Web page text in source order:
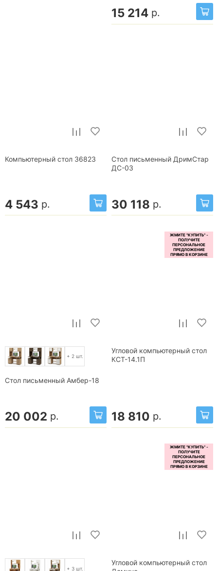
15 214 р.
Компьютерный стол 36823
4 543 р.
Стол письменный ДримСтар
ДС-03
30 118 р.
+ 2 шт.
Стол письменный Амбер-18
20 002 р.
Угловой компьютерный стол
КСТ-14.1П
18 810 р.
+ 3 шт.
Угловой компьютерный стол